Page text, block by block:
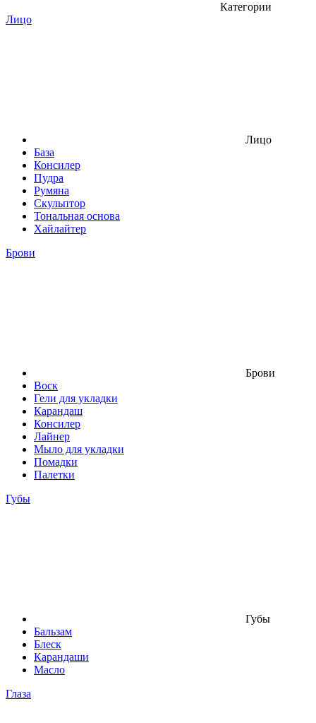
Категории
Лицо
Лицо
База
Консилер
Пудра
Румяна
Скульптор
Тональная основа
Хайлайтер
Брови
Брови
Воск
Гели для укладки
Карандаш
Консилер
Лайнер
Мыло для укладки
Помадки
Палетки
Губы
Губы
Бальзам
Блеск
Карандаши
Масло
Глаза